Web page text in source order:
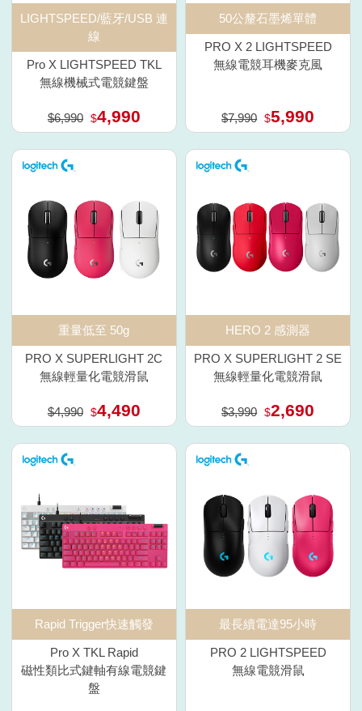
LIGHTSPEED/藍牙/USB 連
線
Pro X LIGHTSPEED TKL
無線機械式電競鍵盤
$6,990 $4,990
50公釐石墨烯單體
PRO X 2 LIGHTSPEED
無線電競耳機麥克風
$7,990 $5,990
重量低至 50g
PRO X SUPERLIGHT 2C
無線輕量化電競滑鼠
$4,990 $4,490
HERO 2 感測器
PRO X SUPERLIGHT 2 SE
無線輕量化電競滑鼠
$3,990 $2,690
Rapid Trigger快速觸發
Pro X TKL Rapid
磁性類比式鍵軸有線電競鍵
盤
最長續電達95小時
PRO 2 LIGHTSPEED
無線電競滑鼠